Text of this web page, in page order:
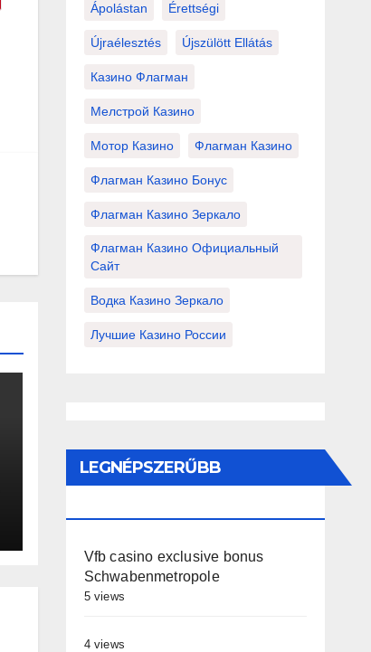
Ápolástan Érettségi
Újraélesztés Újszülött Ellátás
Казино Флагман
Мелстрой Казино
Мотор Казино Флагман Казино
Флагман Казино Бонус
Флагман Казино Зеркало
Флагман Казино Официальный
Сайт
Водка Казино Зеркало
Лучшие Казино России
LEGNÉPSZERŰBB
Vfb casino exclusive bonus
Schwabenmetropole
5 views
4 views